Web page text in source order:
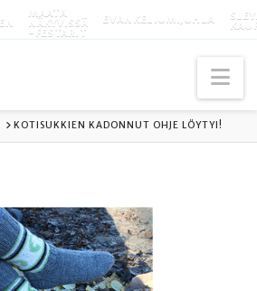
MAATA
NÄKYVISSÄ
-FESTARIT
EVANKELIUMIJUHLA
KOTISUKKIEN KADONNUT OHJE LÖYTYI!